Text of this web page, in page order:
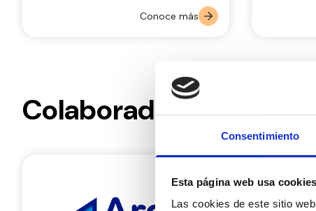
Consentimiento
Esta página web usa cookies
Las cookies de este sitio
los derechos y deberes de los
Conoce más
Colaboradores de